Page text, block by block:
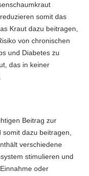
somit das
Kraut dazu beitragen,
von chronischen
und Diabetes zu
das in keiner
Beitrag zur
somit dazu beitragen,
verschiedene
stimulieren und
oder